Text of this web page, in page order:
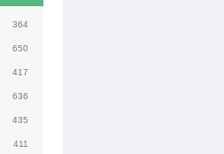
364
650
417
636
435
411